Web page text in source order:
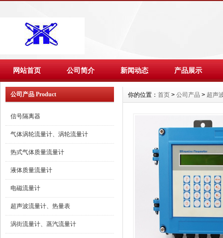
网站首页 公司简介 新闻动态 产品展示
公司产品 Product
信号隔离器
气体涡轮流量计、涡轮流量计
热式气体质量流量计
液体质量流量计
电磁流量计
超声波流量计、热量表
涡街流量计、蒸汽流量计
你的位置： 首页 > 公司产品 > 超声